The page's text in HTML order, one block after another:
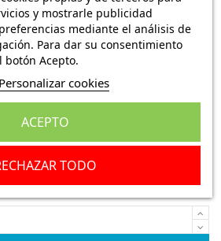
derecha Fiat Panda
€Envío Peninsula
Fiat Panda Supernova
y mostrarle publicidad
mediante el análisis de
Para dar su consentimiento
botón Acepto.
Personalizar cookies
TODO
ACEPTO